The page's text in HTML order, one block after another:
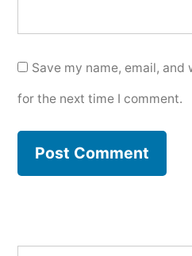
Save my name, email,
for the next time I comment.